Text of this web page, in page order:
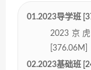
01.2023导学班
2023京
[376.06M]
02.2023基础班